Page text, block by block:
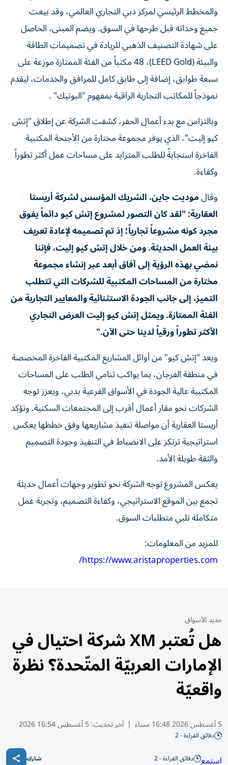
والمخطط الرئيسي لمركز دبي التجاري العالمي، وقد بيعت
جميع وحداته قبل طرحها في السوق. ويضم المبنى، الحاصل
على شهادة التصنيف الذهبي للريادة في تصميمات الطاقة
والبيئة (LEED Gold)، 48 مكتباً من الفئة الممتازة موزعة على
سبعة طوابق، إضافة إلى طابق كامل للمرافق والخدمات، ليقدم
نموذجاً للمكاتب التجارية الراقية بمفهوم "البوتيك" .
وبالتزامن مع بدء أعمال الحفر، كشفت الشركة عن إطلاق "إتش
كيو إليت"، الذي يوفر مجموعة مختارة من الأجنحة المكتبية
الفاخرة استجابةً للطلب المتزايد على مساحات عمل أكثر تطوراً
وكفاءة.
وقالموديت جاين، الشريك المؤسس لشركة أريستا
العقارية: "لقد كان التصور لمشروع إتش كيو دائماً يفوق
مجرد كونه مشروعاً تجارياً؛ إذ تم تصميمه لإعادة تعريف
بيئة العمل الحديثة. ومن خلال إتش كيو إليت، فإننا
نمضي بهذه الرؤية إلى آفاق أبعد عبر إنشاء مجموعة
مختارة من المساحات المكتبية للشركات التي تتطلب
التميز، إلى جانب الجودة الاستثنائية والمعايير التجارية من
الفئة الممتازة. ويمثل إتش كيو إليت العرض التجاري
الأكثر تطوراً ورقياً لدينا حتى الآن."
ويعد "إتش كيو" من أوائل المشاريع المكتبية الفاخرة المخصصة
في منطقة الفرجان، بما يواكب تنامي الطلب على المساحات
المكتبية عالية الجودة في الأسواق الفرعية بدبي، ويعزز توجه
الشركات نحو مقار أعمال أقرب إلى المجتمعات السكنية. وتؤكد
أريستا العقارية أن مواصلة تنفيذ مشاريعها وفق خططها يعكس
استراتيجية ترتكز على الانضباط في التنفيذ وجودة التصميم
والثقة طويلة الأمد.
يعكس المشروع توجه الشركة نحو تطوير وجهات أعمال حديثة
تجمع بين الموقع الاستراتيجي، وكفاءة التصميم، وتجربة عمل
متكاملة تلبي متطلبات السوق.
للمزيد من المعلومات:
https://www.aristaproperties.com/
جديد الأسواق
هل تُعتبر XM شركة احتيال في
الإمارات العربيّة المتّحدة؟ نظرة
واقعيّة
5 أغسطس 2026 16:48 مساء | آخر تحديث:5 أغسطس 16:54 2026
دقائق القراءة - 2
استمع دقائق القراءة - 2 شارك